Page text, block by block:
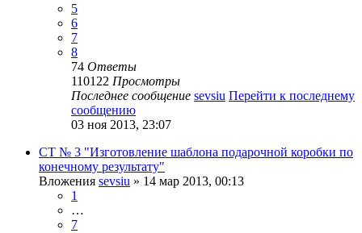
5
6
7
8
74 Ответы
110122 Просмотры
Последнее сообщение sevsiu Перейти к последнему
сообщению
03 ноя 2013, 23:07
СТ № 3 "Изготовление шаблона подарочной коробки по
конечному результату"
Вложения sevsiu » 14 мар 2013, 00:13
1
…
7